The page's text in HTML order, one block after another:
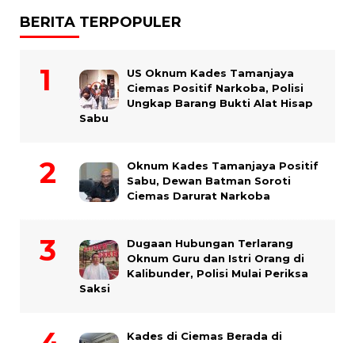
BERITA TERPOPULER
US Oknum Kades Tamanjaya
Ciemas Positif Narkoba, Polisi
Ungkap Barang Bukti Alat Hisap
Sabu
Oknum Kades Tamanjaya Positif
Sabu, Dewan Batman Soroti
Ciemas Darurat Narkoba
Dugaan Hubungan Terlarang
Oknum Guru dan Istri Orang di
Kalibunder, Polisi Mulai Periksa
Saksi
Kades di Ciemas Berada di